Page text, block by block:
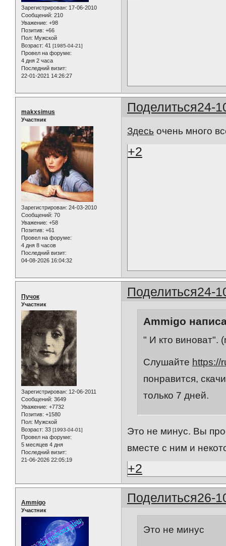
Зарегистрирован: 17-06-2010
Сообщений: 210
Уважение: +98
Позитив: +66
Пол: Мужской
Возраст: 41 [1985-04-21]
Провел на форуме:
4 дня 2 часа
Последний визит:
22-01-2021 14:26:27
Поделиться24-
makxsimus
Участник
Зарегистрирован: 24-03-2010
Сообщений: 70
Уважение: +58
Позитив: +61
Провел на форуме:
4 дня 8 часов
Последний визит:
04-08-2026 16:04:32
Здесь очень много
+2
Поделиться24-
Пучок
Участник
Зарегистрирован: 12-06-2011
Сообщений: 3649
Уважение: +7732
Позитив: +1580
Пол: Мужской
Возраст: 33 [1993-04-01]
Провел на форуме:
5 месяцев 4 дня
Последний визит:
21-06-2026 22:05:19
Ammigo
" И кто виноват".
Слушайте https://
понравится,
только 7 дней.
Это не минус. Вы
вместе с ним и
+2
Поделиться26-
Ammigo
Участник
Это не минус